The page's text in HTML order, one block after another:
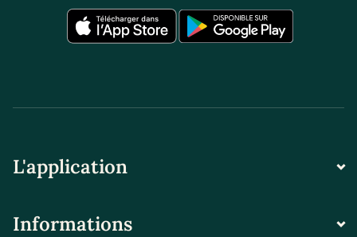
L'application
Informations